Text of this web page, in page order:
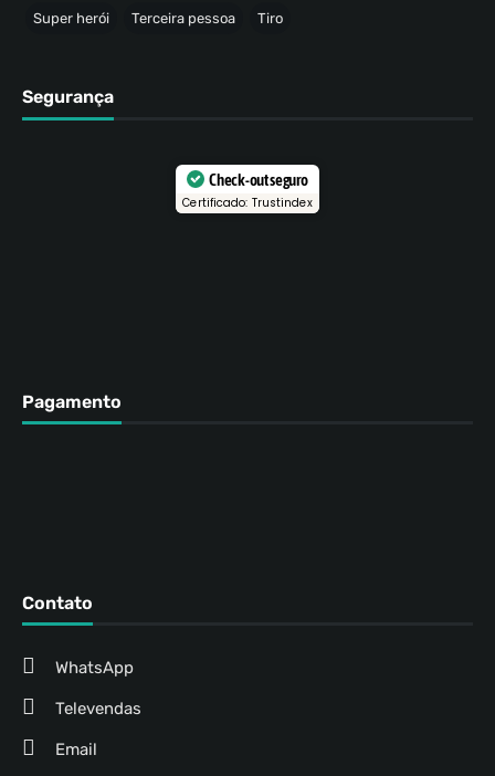
Super herói Terceira pessoa Tiro
Segurança
Check-out seguro
Certificado: Trustindex
Pagamento
Contato
WhatsApp
Televendas
Email